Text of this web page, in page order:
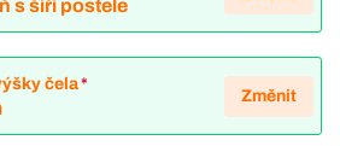
s šíří postele
čela*
Změnit